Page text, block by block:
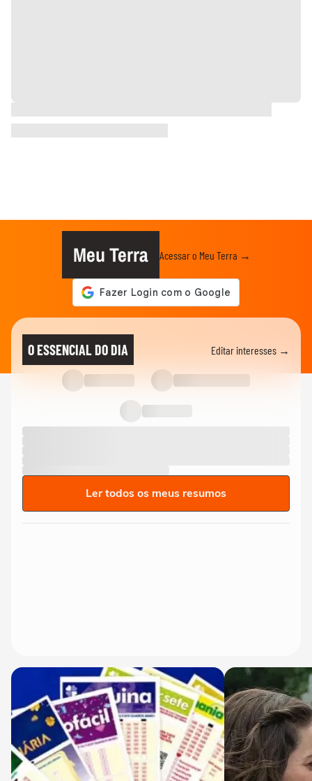
Meu Terra Acessar o Meu Terra →
O ESSENCIAL DO DIA Editar interesses →
Ler todos os meus resumos